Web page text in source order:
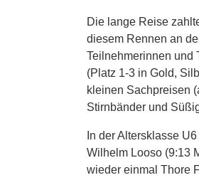
Die lange Reise
diesem Rennen an
Teilnehmerinnen und
(Platz 1-3 in Gold,
kleinen Sachpreisen
Stirnbänder und
In der Altersklasse
Wilhelm Looso (9:13
wieder einmal Thore